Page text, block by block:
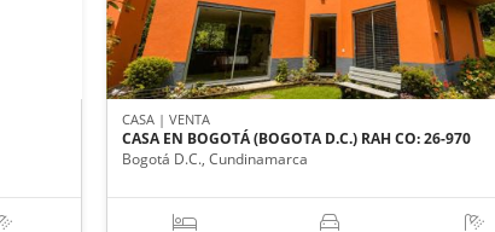
CASA | VENTA
CASA EN BOGOTÁ (BOGOTA D.C.) RAH CO: 26-970
Bogotá D.C., Cundinamarca